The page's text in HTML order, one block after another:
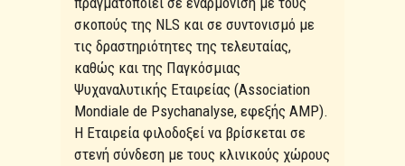
σκοπούς της NLS και σε συντονισμό με
τις δραστηριότητες της τελευταίας,
καθώς και της Παγκόσμιας
Ψυχαναλυτικής Εταιρείας (Association
Mondiale de Psychanalyse, εφεξής ΑΜΡ).
Η Εταιρεία φιλοδοξεί να βρίσκεται σε
στενή σύνδεση με τους κλινικούς χώρους